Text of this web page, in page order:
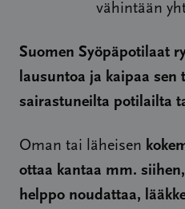
vähintään
Suomen Syöpäpotilaat
lausuntoa ja kaipaa sen
sairastuneilta potilailta
Oman tai läheisen
ottaa kantaa mm.
helppo noudattaa,